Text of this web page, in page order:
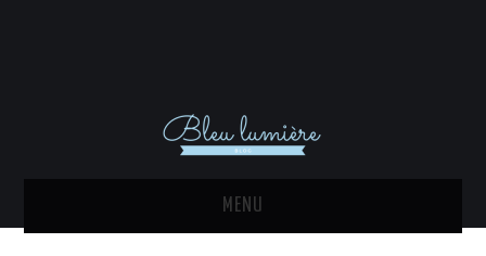
MENU